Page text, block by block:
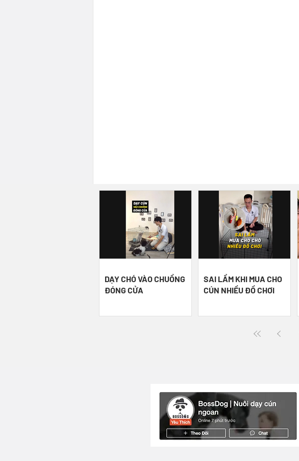
DẠY CHÓ VÀO CHUỒNG
ĐÓNG CỬA
SAI LẦM KHI MUA CHO
CÚN NHIỀU ĐỒ CHƠI